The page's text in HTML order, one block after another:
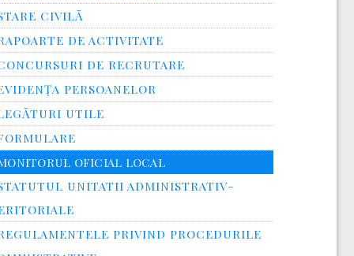
CIVILĂ
DE ACTIVITATE
DE RECRUTARE
PERSOANELOR
UTILE
OFICIAL LOCAL
UNITATII ADMINISTRATIV-
PRIVIND PROCEDURILE